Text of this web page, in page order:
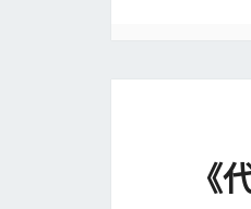
《